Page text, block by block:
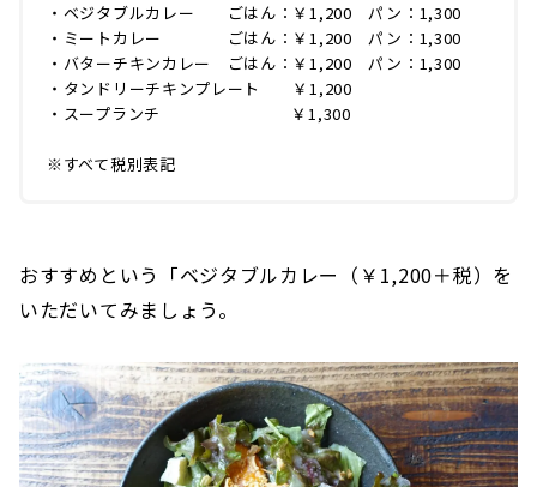
・ベジタブルカレー ごはん：￥1,200 パン：1,300
・ミートカレー ごはん：￥1,200 パン：1,300
・バターチキンカレー ごはん：￥1,200 パン：1,300
・タンドリーチキンプレート ￥1,200
・スープランチ ￥1,300
※すべて税別表記
おすすめという「ベジタブルカレー（￥1,200＋税）を
いただいてみましょう。